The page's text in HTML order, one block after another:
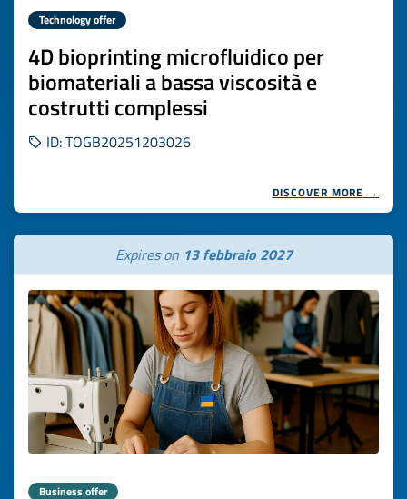
Technology offer
4D bioprinting microfluidico per
biomateriali a bassa viscosità e
costrutti complessi
ID: TOGB20251203026
DISCOVER MORE →
Expires on 13 febbraio 2027
Business offer